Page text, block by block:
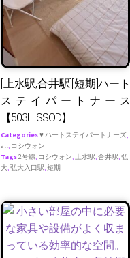
[上水駅,合井駅][短期]ハート
ステイパートナース
【503HISSOD】
Categories♥ ハートステイパートナーズ,
all, コシウォン
Tags2号線, コシウォン, 上水駅,合井駅,弘
大,弘大入口駅,短期